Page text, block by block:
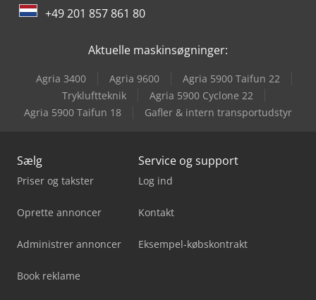
+49 201 857 861 80
Aktuelle maskinsøgninger:
Agria 3400 Agria 9600
Agria 5900 Taifun 22
Trykluftteknik
Agria 5900 Cyclone 22
Agria 5900 Taifun 18
Gafler & intern transportudstyr
Sælg
Priser og takster
Oprette annoncer
Administrer annoncer
Book reklame
Service og support
Log ind
Kontakt
Eksempel-købskontrakt